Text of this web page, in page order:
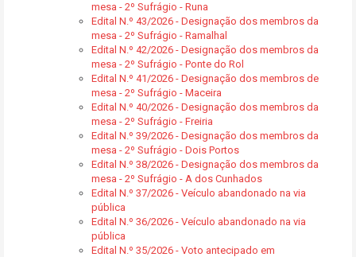
mesa - 2º Sufrágio - Runa
Edital N.º 43/2026 - Designação dos membros da
mesa - 2º Sufrágio - Ramalhal
Edital N.º 42/2026 - Designação dos membros da
mesa - 2º Sufrágio - Ponte do Rol
Edital N.º 41/2026 - Designação dos membros de
mesa - 2º Sufrágio - Maceira
Edital N.º 40/2026 - Designação dos membros da
mesa - 2º Sufrágio - Freiria
Edital N.º 39/2026 - Designação dos membros da
mesa - 2º Sufrágio - Dois Portos
Edital N.º 38/2026 - Designação dos membros da
mesa - 2º Sufrágio - A dos Cunhados
Edital N.º 37/2026 - Veículo abandonado na via
pública
Edital N.º 36/2026 - Veículo abandonado na via
pública
Edital N.º 35/2026 - Voto antecipado em